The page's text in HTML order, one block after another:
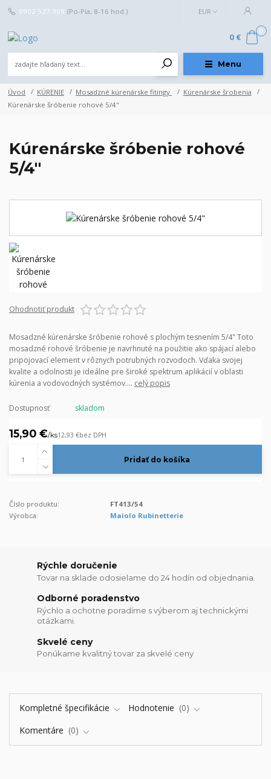
Menu
EUR
0902 527 909 (Po-Pia, 8-16 hod.)
0
0 €
Úvod KÚRENIE Mosadzné kúrenárske fitingy
Kúrenárske šrobenia
Kúrenárske šróbenie rohové 5/4"
Kúrenárske šróbenie rohové
5/4"
Ohodnotiť produkt
Mosadzné kúrenárske šróbenie rohové s plochým tesnením 5/4" Toto
mosadzné rohové šróbenie je navrhnuté na použitie ako spájací alebo
pripojovací element v rôznych potrubných rozvodoch. Vďaka svojej
kvalite a odolnosti je ideálne pre široké spektrum aplikácií v oblasti
kúrenia a vodovodných systémov.... celý popis
Dostupnosť skladom
15,90 €/ks12,93 €bez DPH
Pridať do košíka
Číslo produktu:
FT413/54
Výrobca:
Maiolo Rubinetterie
Rýchle doručenie
Tovar na sklade odosielame do 24 hodín od objednania.
Odborné poradenstvo
Rýchlo a ochotne poradíme s výberom aj technickými
otázkami.
Skvelé ceny
Ponúkame kvalitný tovar za skvelé ceny
Kompletné špecifikácie Hodnotenie
0
Komentáre
0